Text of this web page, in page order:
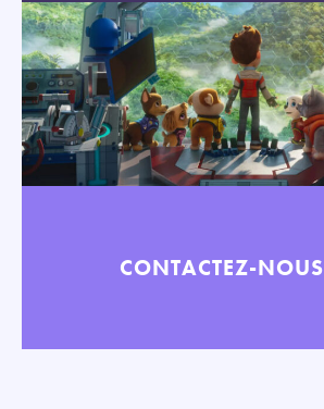
CONTACTEZ-NOUS